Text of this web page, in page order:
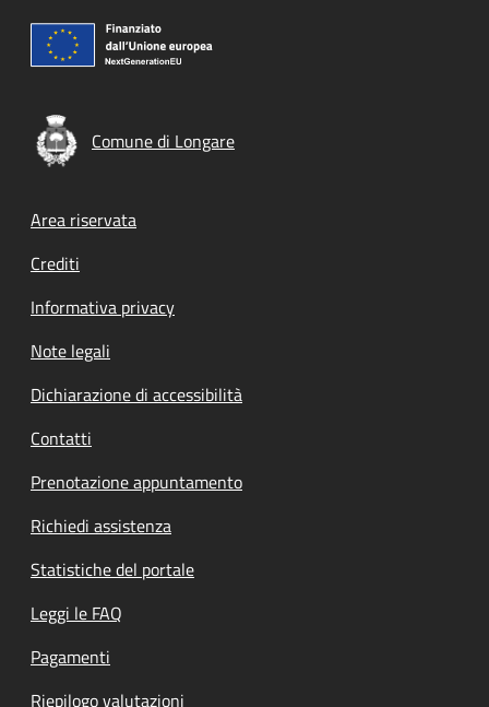
Comune di Longare
Footer menu
Area riservata
Crediti
Informativa privacy
Note legali
Dichiarazione di accessibilità
Contatti
Prenotazione appuntamento
Richiedi assistenza
Statistiche del portale
Leggi le FAQ
Pagamenti
Riepilogo valutazioni